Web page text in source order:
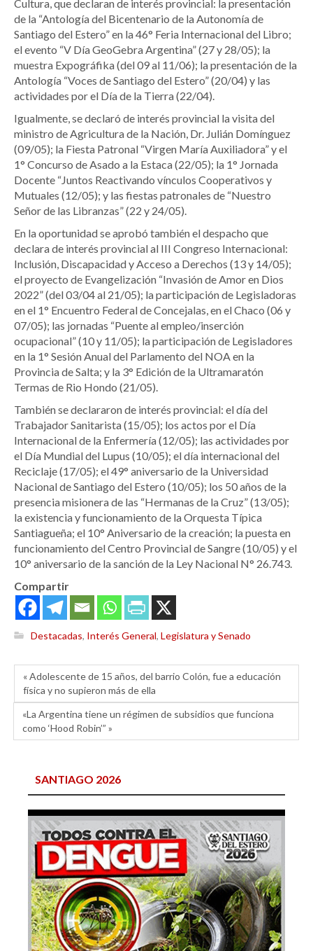
Cultura, que declaran de interés provincial: la presentación
de la “Antología del Bicentenario de la Autonomía de
Santiago del Estero” en la 46° Feria Internacional del Libro;
el evento “V Día GeoGebra Argentina” (27 y 28/05); la
muestra Expográfika (del 09 al 11/06); la presentación de la
Antología “Voces de Santiago del Estero” (20/04) y las
actividades por el Día de la Tierra (22/04).
Igualmente, se declaró de interés provincial la visita del
ministro de Agricultura de la Nación, Dr. Julián Domínguez
(09/05); la Fiesta Patronal “Virgen María Auxiliadora” y el
1° Concurso de Asado a la Estaca (22/05); la 1° Jornada
Docente “Juntos Reactivando vínculos Cooperativos y
Mutuales (12/05); y las fiestas patronales de “Nuestro
Señor de las Libranzas” (22 y 24/05).
En la oportunidad se aprobó también el despacho que
declara de interés provincial al III Congreso Internacional:
Inclusión, Discapacidad y Acceso a Derechos (13 y 14/05);
el proyecto de Evangelización “Invasión de Amor en Dios
2022” (del 03/04 al 21/05); la participación de Legisladoras
en el 1° Encuentro Federal de Concejalas, en el Chaco (06 y
07/05); las jornadas “Puente al empleo/inserción
ocupacional” (10 y 11/05); la participación de Legisladores
en la 1° Sesión Anual del Parlamento del NOA en la
Provincia de Salta; y la 3° Edición de la Ultramaratón
Termas de Rio Hondo (21/05).
También se declararon de interés provincial: el día del
Trabajador Sanitarista (15/05); los actos por el Día
Internacional de la Enfermería (12/05); las actividades por
el Día Mundial del Lupus (10/05); el día internacional del
Reciclaje (17/05); el 49° aniversario de la Universidad
Nacional de Santiago del Estero (10/05); los 50 años de la
presencia misionera de las “Hermanas de la Cruz” (13/05);
la existencia y funcionamiento de la Orquesta Típica
Santiagueña; el 10° Aniversario de la creación; la puesta en
funcionamiento del Centro Provincial de Sangre (10/05) y el
10° aniversario de la sanción de la Ley Nacional N° 26.743.
Compartir
Destacadas, Interés General, Legislatura y Senado
« Adolescente de 15 años, del barrio Colón, fue a educación
física y no supieron más de ella
«La Argentina tiene un régimen de subsidios que funciona
como ‘Hood Robin’” »
SANTIAGO 2026